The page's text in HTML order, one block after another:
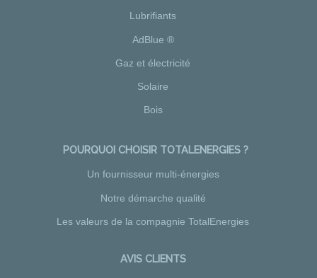
Lubrifiants
AdBlue ®
Gaz et électricité
Solaire
Bois
POURQUOI CHOISIR TOTALENERGIES ?
Un fournisseur multi-énergies
Notre démarche qualité
Les valeurs de la compagnie TotalEnergies
AVIS CLIENTS